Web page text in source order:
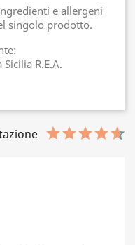
e allergeni
singolo prodotto.
R.E.A.